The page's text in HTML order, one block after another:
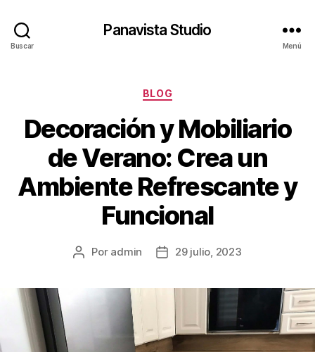
Buscar
Panavista Studio
Menú
Categorías
BLOG
Decoración y Mobiliario
de Verano: Crea un
Ambiente Refrescante y
Funcional
Autor
Por admin
Fecha
entrada
29 julio, 2023